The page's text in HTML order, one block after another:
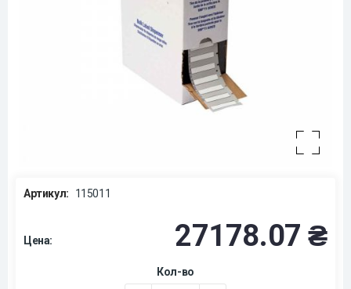
Артикул: 115011
Цена: 27178.07 ₴
Кол-во